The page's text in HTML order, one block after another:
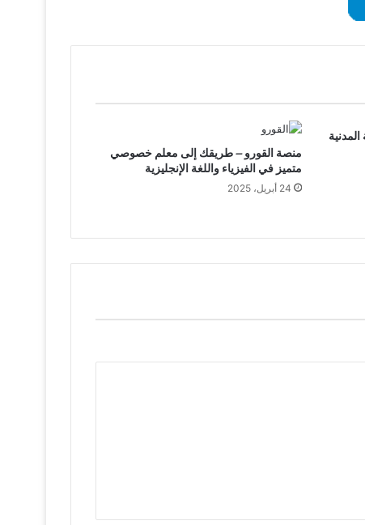
منصة القورو – طريقك إلى معلم خصوصي
متميز في الفيزياء واللغة الإنجليزية
24 أبريل، 2025